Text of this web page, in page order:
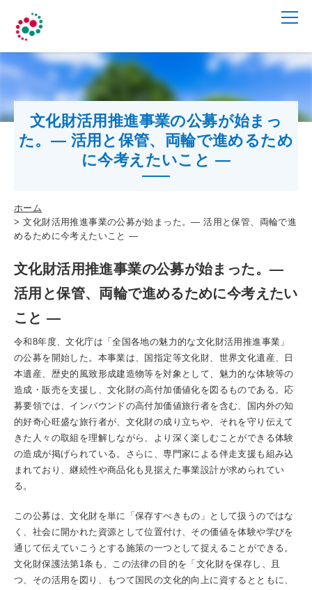
文化財活用推進事業の公募が始まっ
た。― 活用と保管、両輪で進めるため
に今考えたいこと ―
ホーム
文化財活用推進事業の公募が始まった。― 活用と保管、両輪で進
めるために今考えたいこと ―
文化財活用推進事業の公募が始まった。―
活用と保管、両輪で進めるために今考えたい
こと ―
令和8年度、文化庁は「全国各地の魅力的な文化財活用推進事業」
の公募を開始した。本事業は、国指定等文化財、世界文化遺産、日
本遺産、歴史的風致形成建造物等を対象として、魅力的な体験等の
造成・販売を支援し、文化財の高付加価値化を図るものである。応
募要領では、インバウンドの高付加価値旅行者を含む、国内外の知
的好奇心旺盛な旅行者が、文化財の成り立ちや、それを守り伝えて
きた人々の取組を理解しながら、より深く楽しむことができる体験
の造成が掲げられている。さらに、専門家による伴走支援も組み込
まれており、継続性や商品化も見据えた事業設計が求められてい
る。
この公募は、文化財を単に「保存すべきもの」として扱うのではな
く、社会に開かれた資源として位置付け、その価値を体験や学びを
通じて伝えていこうとする施策の一つとして捉えることができる。
文化財保護法第1条も、この法律の目的を「文化財を保存し、且
つ、その活用を図り、もつて国民の文化的向上に資するとともに、